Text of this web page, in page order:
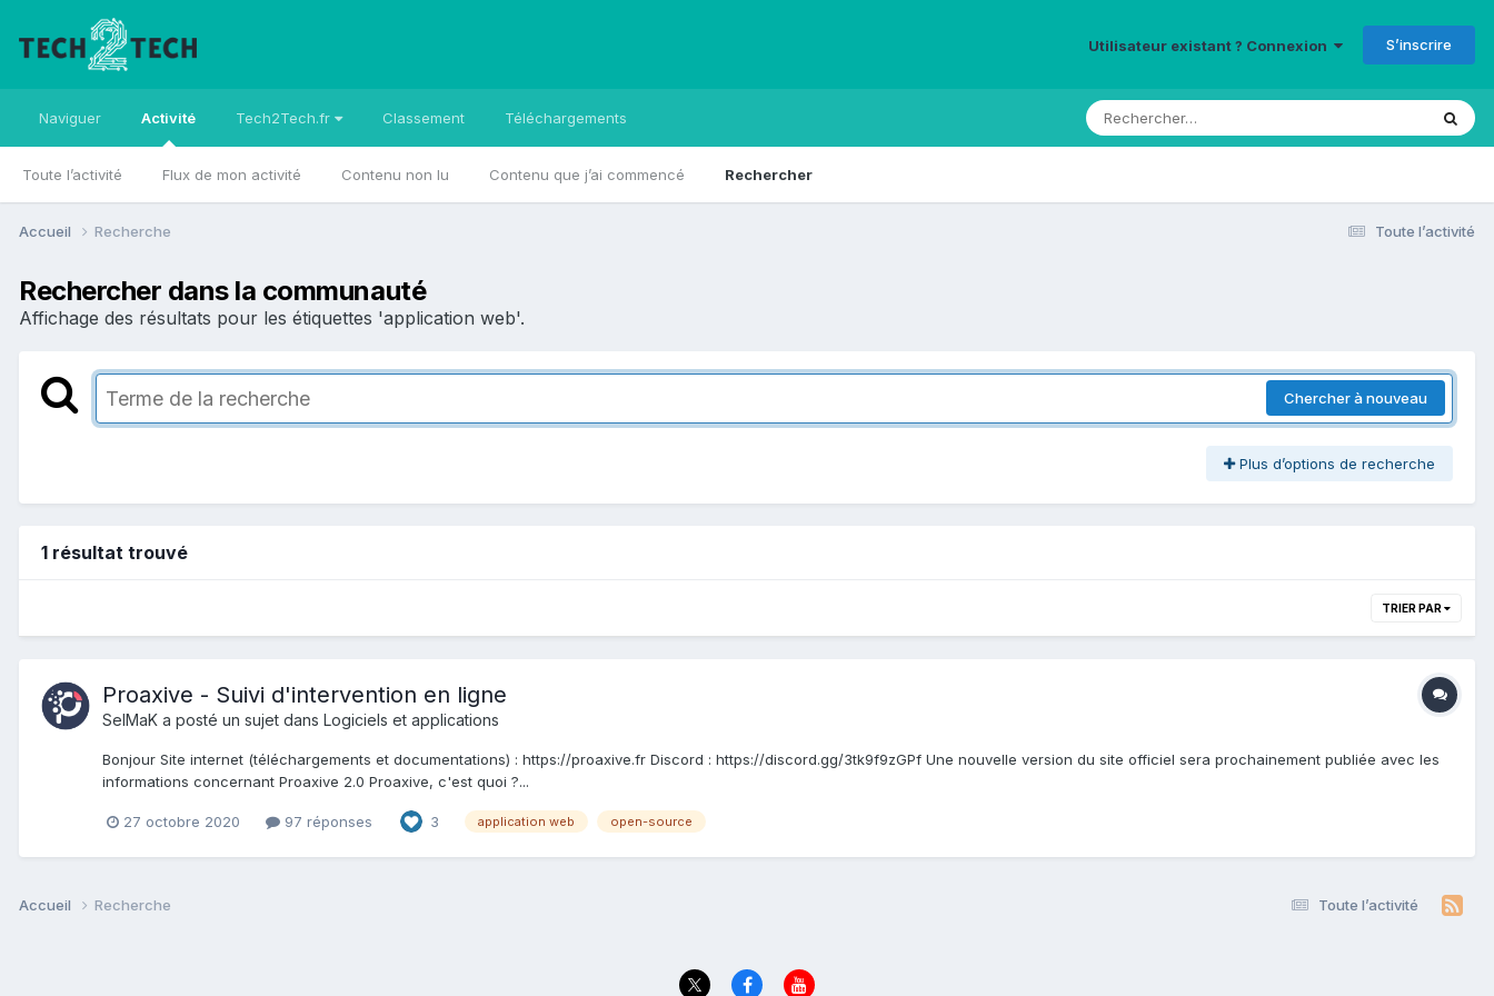
Utilisateur existant ? Connexion S’inscrire
Naviguer Activité
Toute l’activité Flux de mon activité Contenu non lu Contenu que j’ai commencé Rechercher
Tech2Tech.fr Classement Téléchargements
Toute l’activité
Accueil Recherche
Rechercher dans la communauté
Affichage des résultats pour les étiquettes 'application web'.
Chercher à nouveau
Plus d’options de recherche
1 résultat trouvé
TRIER PAR
Proaxive - Suivi d'intervention en ligne
SelMaK a posté un sujet dans Logiciels et applications
Bonjour Site internet (téléchargements et documentations) : https://proaxive.fr Discord : https://discord.gg/3tk9f9zGPf Une nouvelle version du site officiel sera prochainement publiée avec les
informations concernant Proaxive 2.0 Proaxive, c'est quoi ?...
27 octobre 2020 97 réponses 3 application web open-source
Toute l’activité
Accueil Recherche